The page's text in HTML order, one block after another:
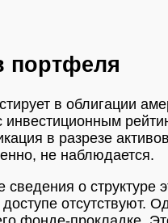
портфеля
в облигации
инвестиционным
в разрезе
не наблюдается.
сведения о структуре
отсутствуют.